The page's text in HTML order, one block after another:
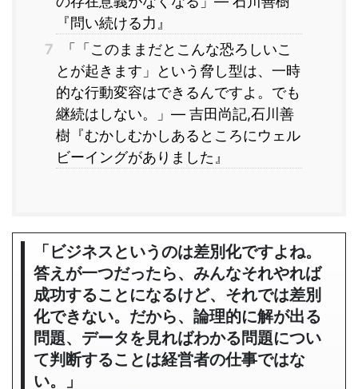
『問い続ける力』
7
「「このままだとこんな恐ろしいこ
とが起きます」という脅し型は、一時
的な行動変容はできるんですよ。でも
継続はしない。」― 吉田尚記,石川善
樹『むかしむかしあるところにウェル
ビーイングがありました』
「ビジネスというのは差別化ですよね。
答えが一つだったら、みんなそれやれば
成功することになるけど、それでは差別
化できない。だから、論理的に解が出る
問題、データを見ればわかる問題につい
て判断することは経営者の仕事ではな
い。」